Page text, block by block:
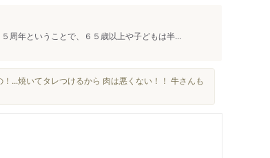
周年ということで、６５歳以上や子どもは半...
...焼いてタレつけるから 肉は悪くない！！ 牛さんも